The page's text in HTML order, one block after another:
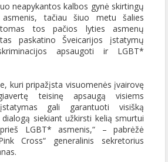
neapykantos kalbos gynė skirtingų
tačiau šiuo metu šalies
tos pačios lyties asmenų
paskatino Šveicarijos įstatymų
apsaugoti ir LGBT*
kuri pripažįsta visuomenės įvairovę
teisinę apsaugą visiems
gali garantuoti visišką
siekiant užkirsti kelią smurtui
LGBT* asmenis,“ – pabrėžė
Cross“ generalinis sekretorius